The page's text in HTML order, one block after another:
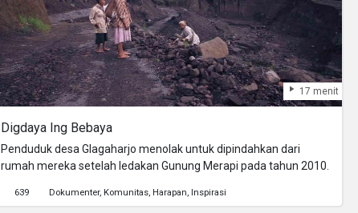
17 menit
Digdaya Ing Bebaya
Penduduk desa Glagaharjo menolak untuk dipindahkan dari
rumah mereka setelah ledakan Gunung Merapi pada tahun 2010.
639 Dokumenter Komunitas Harapan Inspirasi